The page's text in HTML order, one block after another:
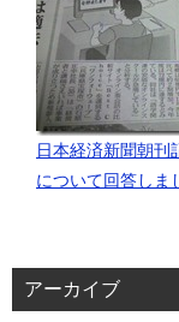
日本経済新聞朝刊
について回答しま
アーカイブ